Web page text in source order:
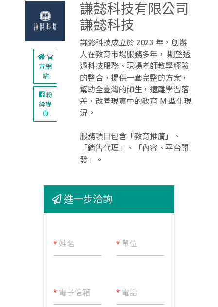
官
方網
站
粉
絲專
頁
謙懿科技有限公司
謙懿科技
謙懿科技成立於 2023 年，創辦
人在教育市場服務多年， 期望透
過科技服務、現場老師教學經驗
的整合，提供一套完整的方案，
幫助全臺灣的師生，遠離學習落
差，改善現實中的教育 M 型化現
況。
服務項目包含「教育推廣」、
「銷售代理」、「內容、平台開
發」。
進一步洽詢
*姓名 * 單位
*電子信箱 * 電話